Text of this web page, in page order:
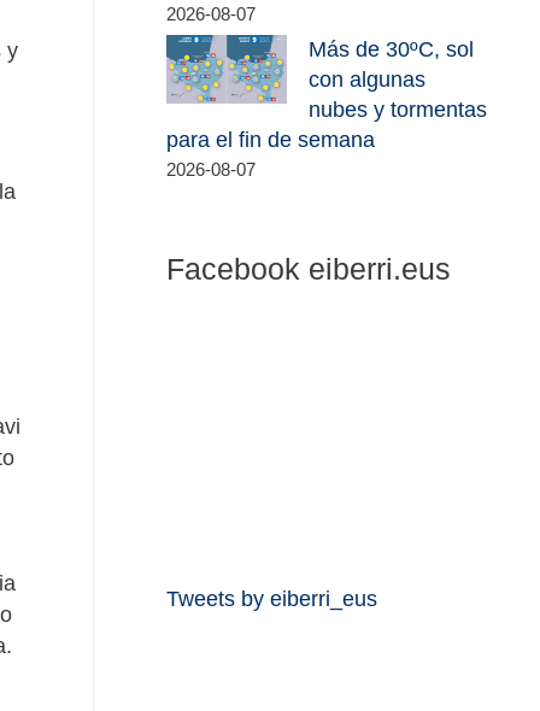
y
2026-08-07
Más de 30ºC, sol
con algunas
nubes y tormentas
para el fin de semana
2026-08-07
Facebook eiberri.eus
Tweets by eiberri_eus